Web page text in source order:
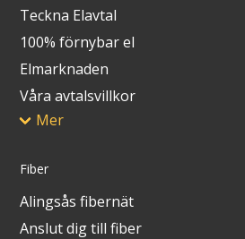
Teckna Elavtal
100% förnybar el
Elmarknaden
Våra avtalsvillkor
Mer
Fiber
Alingsås fibernät
Anslut dig till fiber